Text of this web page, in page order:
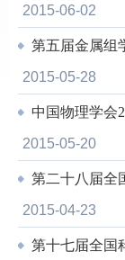
2015-06-02
第五届金属组
2015-05-28
中国物理学会
2015-05-20
第二十八届全
2015-04-23
第十七届全国